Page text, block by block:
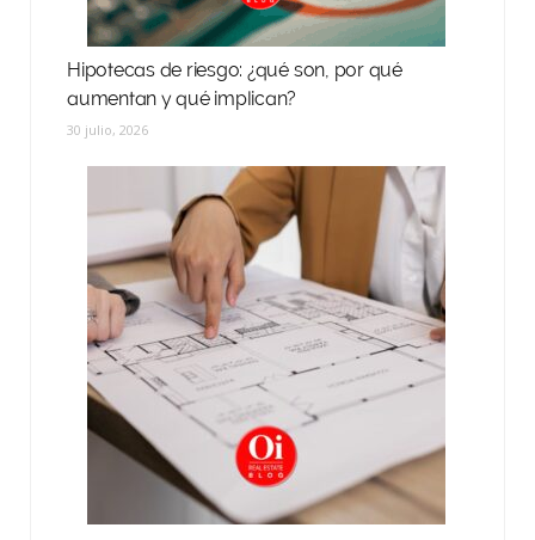
Hipotecas de riesgo: ¿qué son, por qué
aumentan y qué implican?
30 julio, 2026